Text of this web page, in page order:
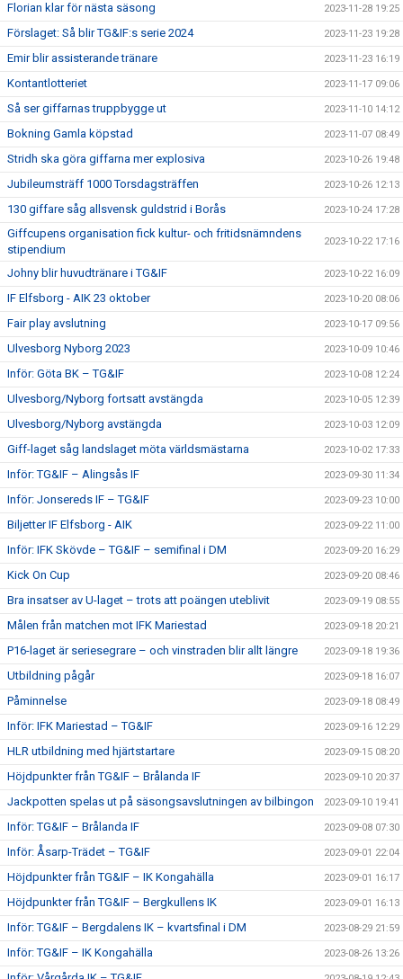
Florian klar för nästa säsong 2023-11-28 19:25
Förslaget: Så blir TG&IF:s serie 2024 2023-11-23 19:28
Emir blir assisterande tränare 2023-11-23 16:19
Kontantlotteriet 2023-11-17 09:06
Så ser giffarnas truppbygge ut 2023-11-10 14:12
Bokning Gamla köpstad 2023-11-07 08:49
Stridh ska göra giffarna mer explosiva 2023-10-26 19:48
Jubileumsträff 1000 Torsdagsträffen 2023-10-26 12:13
130 giffare såg allsvensk guldstrid i Borås 2023-10-24 17:28
Giffcupens organisation fick kultur- och fritidsnämndens
stipendium
2023-10-22 17:16
Johny blir huvudtränare i TG&IF 2023-10-22 16:09
IF Elfsborg - AIK 23 oktober 2023-10-20 08:06
Fair play avslutning 2023-10-17 09:56
Ulvesborg Nyborg 2023 2023-10-09 10:46
Inför: Göta BK – TG&IF 2023-10-08 12:24
Ulvesborg/Nyborg fortsatt avstängda 2023-10-05 12:39
Ulvesborg/Nyborg avstängda 2023-10-03 12:09
Giff-laget såg landslaget möta världsmästarna 2023-10-02 17:33
Inför: TG&IF – Alingsås IF 2023-09-30 11:34
Inför: Jonsereds IF – TG&IF 2023-09-23 10:00
Biljetter IF Elfsborg - AIK 2023-09-22 11:00
Inför: IFK Skövde – TG&IF – semifinal i DM 2023-09-20 16:29
Kick On Cup 2023-09-20 08:46
Bra insatser av U-laget – trots att poängen uteblivit 2023-09-19 08:55
Målen från matchen mot IFK Mariestad 2023-09-18 20:21
P16-laget är seriesegrare – och vinstraden blir allt längre 2023-09-18 19:36
Utbildning pågår 2023-09-18 16:07
Påminnelse 2023-09-18 08:49
Inför: IFK Mariestad – TG&IF 2023-09-16 12:29
HLR utbildning med hjärtstartare 2023-09-15 08:20
Höjdpunkter från TG&IF – Brålanda IF 2023-09-10 20:37
Jackpotten spelas ut på säsongsavslutningen av bilbingon 2023-09-10 19:41
Inför: TG&IF – Brålanda IF 2023-09-08 07:30
Inför: Åsarp-Trädet – TG&IF 2023-09-01 22:04
Höjdpunkter från TG&IF – IK Kongahälla 2023-09-01 16:17
Höjdpunkter från TG&IF – Bergkullens IK 2023-09-01 16:13
Inför: TG&IF – Bergdalens IK – kvartsfinal i DM 2023-08-29 21:59
Inför: TG&IF – IK Kongahälla 2023-08-26 13:26